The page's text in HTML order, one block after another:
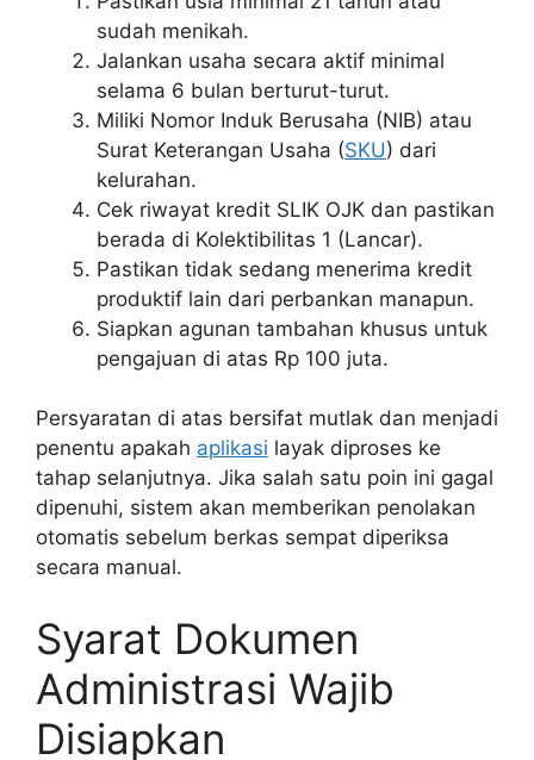
sudah menikah.
Jalankan usaha secara aktif minimal
selama 6 bulan berturut-turut.
Miliki Nomor Induk Berusaha (NIB) atau
Surat Keterangan Usaha (SKU) dari
kelurahan.
Cek riwayat kredit SLIK OJK dan pastikan
berada di Kolektibilitas 1 (Lancar).
Pastikan tidak sedang menerima kredit
produktif lain dari perbankan manapun.
Siapkan agunan tambahan khusus untuk
pengajuan di atas Rp 100 juta.
Persyaratan di atas bersifat mutlak dan menjadi
penentu apakah aplikasi layak diproses ke
tahap selanjutnya. Jika salah satu poin ini gagal
dipenuhi, sistem akan memberikan penolakan
otomatis sebelum berkas sempat diperiksa
secara manual.
Syarat Dokumen
Administrasi Wajib
Disiapkan